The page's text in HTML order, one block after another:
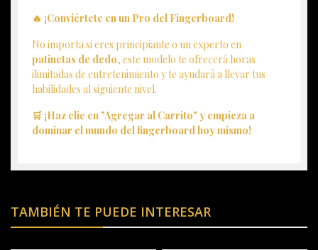
🔥 ¡Conviértete en un Pro del Fingerboard!
No importa si eres principiante o un experto en
patinetas de dedo, este modelo te ofrecerá horas
ilimitadas de entretenimiento y te ayudará a llevar tus
habilidades al siguiente nivel.
🛒 ¡Haz clic en "Agregar al Carrito" y empieza a
dominar el mundo del fingerboard hoy mismo!
TAMBIÉN TE PUEDE INTERESAR